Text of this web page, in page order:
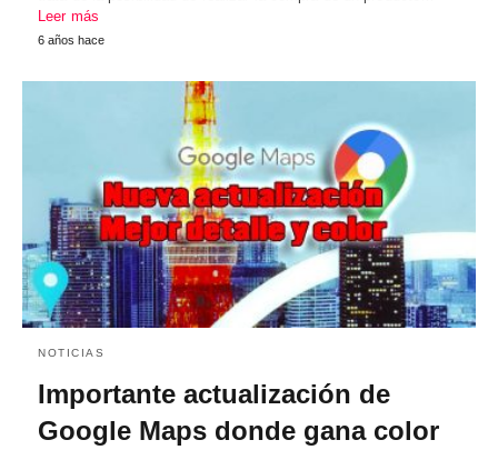
Leer más
6 años hace
NOTICIAS
Importante actualización de
Google Maps donde gana color